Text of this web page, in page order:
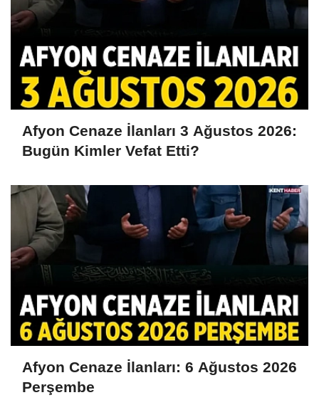
Afyon Cenaze İlanları 3 Ağustos 2026:
Bugün Kimler Vefat Etti?
Afyon Cenaze İlanları: 6 Ağustos 2026
Perşembe